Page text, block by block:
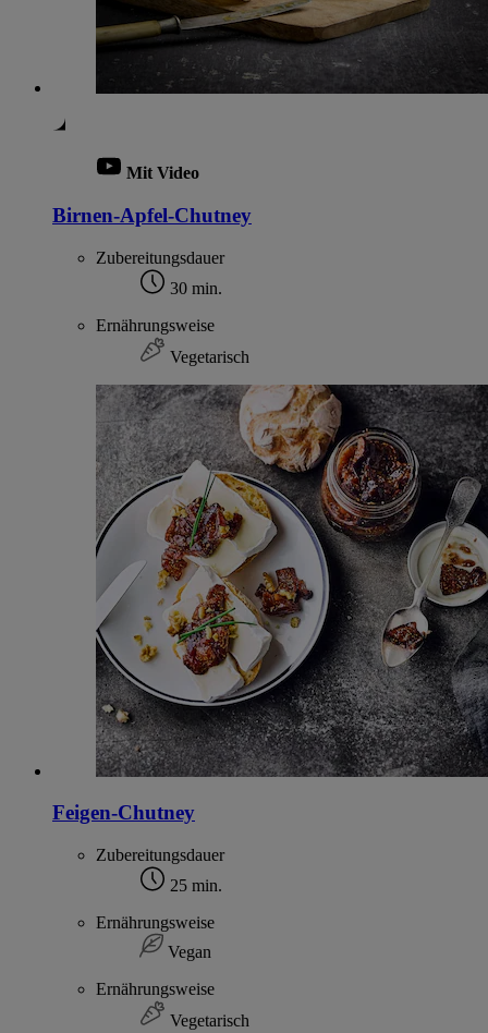
Mit Video
Birnen-Apfel-Chutney
Zubereitungsdauer
30 min.
Ernährungsweise
Vegetarisch
Feigen-Chutney
Zubereitungsdauer
25 min.
Ernährungsweise
Vegan
Ernährungsweise
Vegetarisch